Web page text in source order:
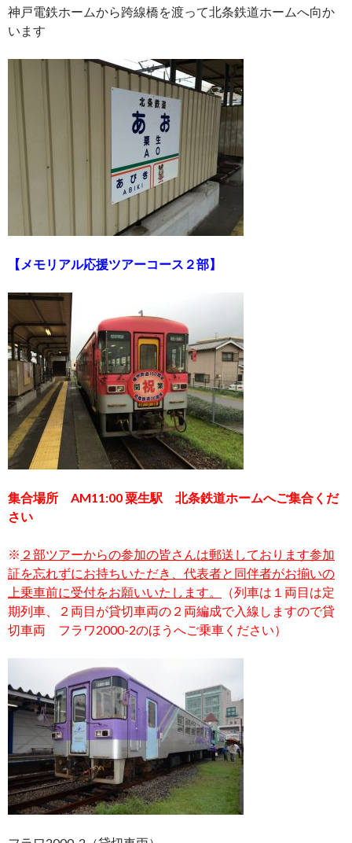
神戸電鉄ホームから跨線橋を渡って北条鉄道ホームへ向か
います
【メモリアル応援ツアーコース２部】
集合場所 AM11:00 粟生駅 北条鉄道ホームへご集合くだ
さい
※ ２部ツアーからの参加の皆さんは郵送しております参加
証を忘れずにお持ちいただき、代表者と同伴者がお揃いの
上乗車前に受付をお願いいたします。
（列車は１両目は定
期列車、２両目が貸切車両の２両編成で入線しますので貸
切車両 フラワ2000-2のほうへご乗車ください）